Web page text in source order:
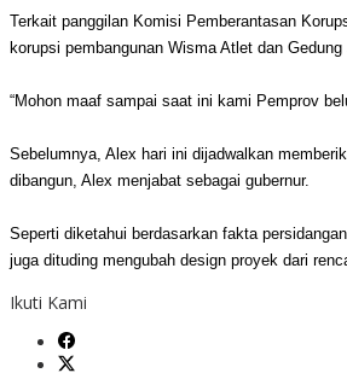
Terkait panggilan Komisi Pemberantasan
korupsi pembangunan Wisma Atlet dan
“Mohon maaf sampai saat ini kami Pemprov
Sebelumnya, Alex hari ini dijadwalkan
dibangun, Alex menjabat sebagai gubernur.
Seperti diketahui berdasarkan fakta
juga dituding mengubah design proyek dari
Ikuti Kami